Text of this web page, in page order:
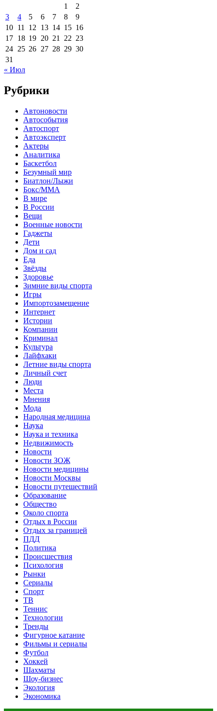
1
2
3
4 5 6 7 8
9
10 11 12 13 14 15 16
17 18 19 20 21 22 23
24 25 26 27 28 29 30
31
« Июл
Рубрики
Автоновости
Автособытия
Автоспорт
Автоэксперт
Актеры
Аналитика
Баскетбол
Безумный мир
Биатлон/Лыжи
Бокс/MMA
В мире
В России
Вещи
Военные новости
Гаджеты
Дети
Дом и сад
Еда
Звёзды
Здоровье
Зимние виды спорта
Игры
Импортозамещение
Интернет
Истории
Компании
Криминал
Культура
Лайфхаки
Летние виды спорта
Личный счет
Люди
Места
Мнения
Мода
Народная медицина
Наука
Наука и техника
Недвижимость
Новости
Новости ЗОЖ
Новости медицины
Новости Москвы
Новости путешествий
Образование
Общество
Около спорта
Отдых в России
Отдых за границей
ПДД
Политика
Происшествия
Психология
Рынки
Сериалы
Спорт
ТВ
Теннис
Технологии
Тренды
Фигурное катание
Фильмы и сериалы
Футбол
Хоккей
Шахматы
Шоу-бизнес
Экология
Экономика